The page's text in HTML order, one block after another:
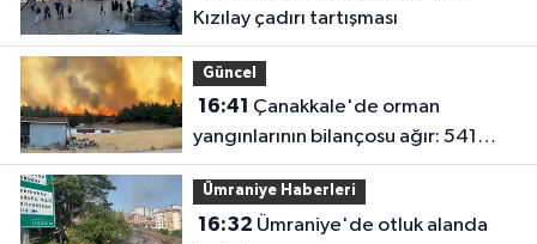
Kızılay çadırı tartışması
Güncel
16:41
yangınlarının bilançosu ağır: 541
hektar zarar gördü
Ümraniye Haberleri
16:32